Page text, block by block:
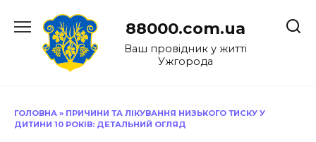
до
88000.com.ua
Ваш провідник у житті
Ужгорода
ГОЛОВНА » ПРИЧИНИ ТА ЛІКУВАННЯ НИЗЬКОГО ТИСКУ У
ДИТИНИ 10 РОКІВ: ДЕТАЛЬНИЙ ОГЛЯД